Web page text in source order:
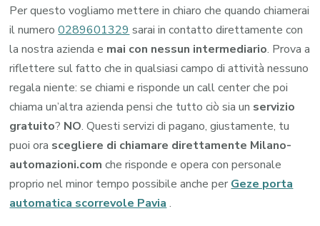
Per questo vogliamo mettere in chiaro che quando chiamerai
il numero0289601329 sarai in contatto direttamente con
la nostra azienda e mai con nessun intermediario. Prova a
riflettere sul fatto che in qualsiasi campo di attività nessuno
regala niente: se chiami e risponde un call center che poi
chiama un’altra azienda pensi che tutto ciò sia un servizio
gratuito? NO. Questi servizi di pagano, giustamente, tu
puoi ora scegliere di chiamare direttamente Milano-
automazioni.com che risponde e opera con personale
proprio nel minor tempo possibile anche per Geze porta
automatica scorrevole Pavia .